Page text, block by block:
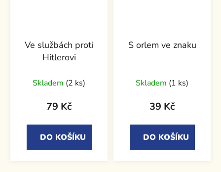
Ve službách proti
Hitlerovi
Skladem (2 ks)
79 Kč
DO KOŠÍKU
S orlem ve znaku
Skladem (1 ks)
39 Kč
DO KOŠÍKU